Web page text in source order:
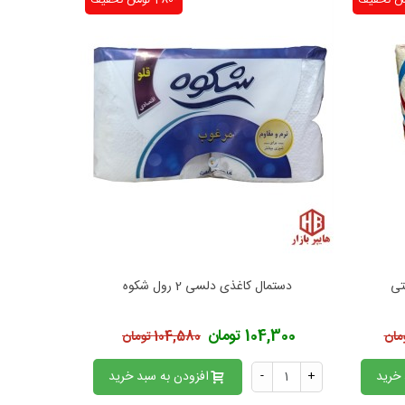
خرید
افزودن به محبوب‌ها
دستمال کاغذی دلسی 2 رول شکوه
104,300 تومان 104,580 تومان
- + افزودن به سبد خرید